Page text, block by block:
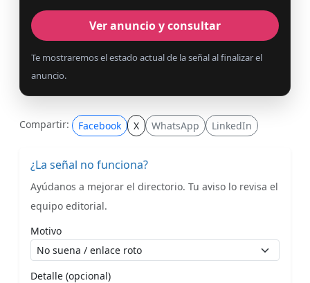
Ver anuncio y consultar
Te mostraremos el estado actual de la señal al finalizar el
anuncio.
Compartir: Facebook X WhatsApp LinkedIn
¿La señal no funciona?
Ayúdanos a mejorar el directorio. Tu aviso lo revisa el
equipo editorial.
Motivo
Detalle (opcional)